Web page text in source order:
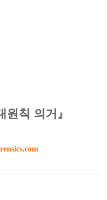
원칙 의거』